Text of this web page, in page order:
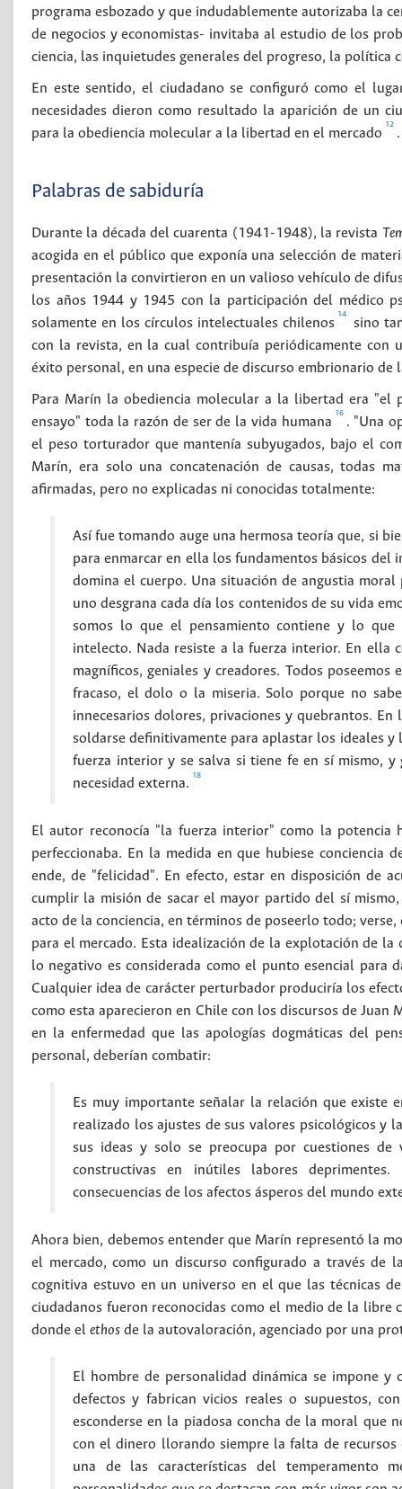
programa esbozado y que indudablemente autorizaba la
de negocios y economistas- invitaba al estudio de los
ciencia, las inquietudes generales del progreso, la política
En este sentido, el ciudadano se configuró como el
necesidades dieron como resultado la aparición de un
para la obediencia molecular a la libertad en el mercado
12
.
Palabras de sabiduría
Durante la década del cuarenta (1941-1948), la revista
acogida en el público que exponía una selección de
presentación la convirtieron en un valioso vehículo de
los años 1944 y 1945 con la participación del médico
solamente en los círculos intelectuales chilenos
14
sino
con la revista, en la cual contribuía periódicamente con
éxito personal, en una especie de discurso embrionario de
Para Marín la obediencia molecular a la libertad era "el
ensayo" toda la razón de ser de la vida humana
16
. "Una
el peso torturador que mantenía subyugados, bajo el
Marín, era solo una concatenación de causas, todas
afirmadas, pero no explicadas ni conocidas totalmente:
Así fue tomando auge una hermosa teoría que, si
para enmarcar en ella los fundamentos básicos
domina el cuerpo. Una situación de angustia
uno desgrana cada día los contenidos de su vida
somos lo que el pensamiento contiene y lo
intelecto. Nada resiste a la fuerza interior. En ella
magníficos, geniales y creadores. Todos
fracaso, el dolo o la miseria. Solo porque no
innecesarios dolores, privaciones y quebrantos.
soldarse definitivamente para aplastar los ideales y
fuerza interior y se salva si tiene fe en sí mismo,
necesidad externa.
18
El autor reconocía "la fuerza interior" como la
perfeccionaba. En la medida en que hubiese
ende, de "felicidad". En efecto, estar en disposición de
cumplir la misión de sacar el mayor partido del sí
acto de la conciencia, en términos de poseerlo todo;
para el mercado. Esta idealización de la explotación de
lo negativo es considerada como el punto esencial
Cualquier idea de carácter perturbador produciría los
como esta aparecieron en Chile con los discursos de
en la enfermedad que las apologías dogmáticas del
personal, deberían combatir:
Es muy importante señalar la relación que existe
realizado los ajustes de sus valores psicológicos y
sus ideas y solo se preocupa por cuestiones de
constructivas en inútiles labores
consecuencias de los afectos ásperos del mundo
Ahora bien, debemos entender que Marín representó la
el mercado, como un discurso configurado a través de
cognitiva estuvo en un universo en el que las técnicas
ciudadanos fueron reconocidas como el medio de la libre
donde el ethos de la autovaloración, agenciado por una
El hombre de personalidad dinámica se impone
defectos y fabrican vicios reales o supuestos,
esconderse en la piadosa concha de la moral que
con el dinero llorando siempre la falta de
una de las características del temperamento